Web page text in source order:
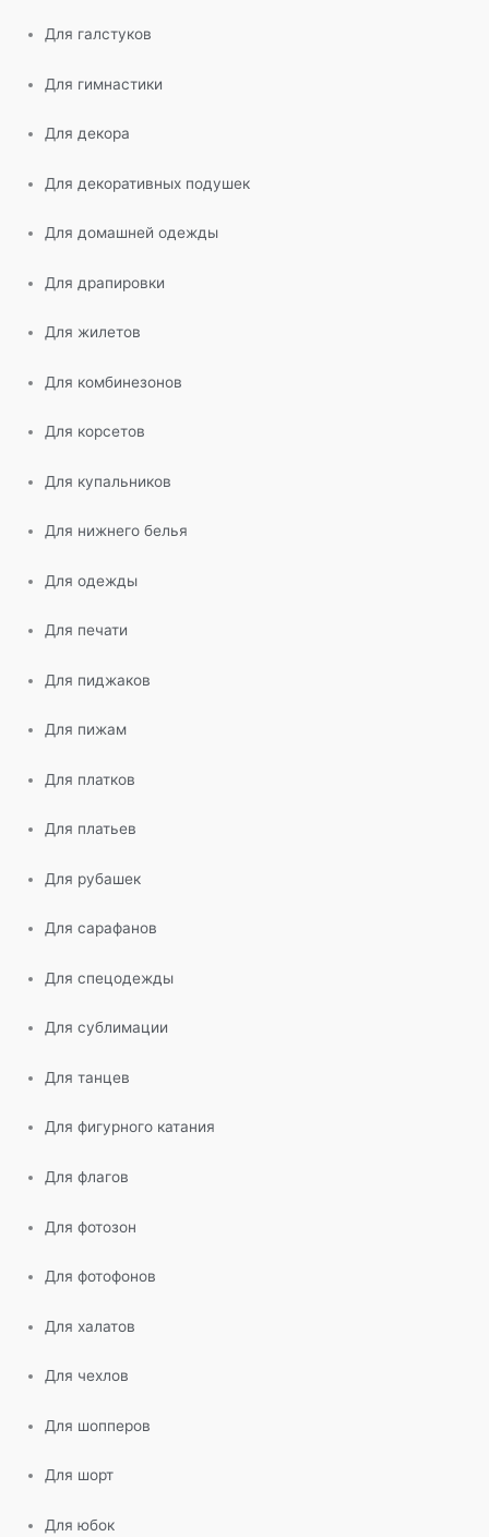
Для галстуков
Для гимнастики
Для декора
Для декоративных подушек
Для домашней одежды
Для драпировки
Для жилетов
Для комбинезонов
Для корсетов
Для купальников
Для нижнего белья
Для одежды
Для печати
Для пиджаков
Для пижам
Для платков
Для платьев
Для рубашек
Для сарафанов
Для спецодежды
Для сублимации
Для танцев
Для фигурного катания
Для флагов
Для фотозон
Для фотофонов
Для халатов
Для чехлов
Для шопперов
Для шорт
Для юбок